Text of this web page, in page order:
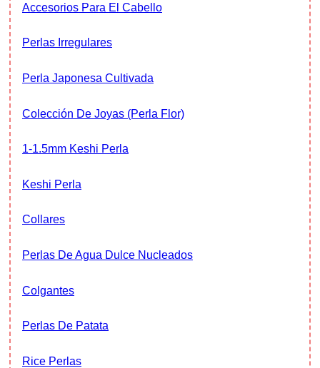
Accesorios Para El Cabello
Perlas Irregulares
Perla Japonesa Cultivada
Colección De Joyas (Perla Flor)
1-1.5mm Keshi Perla
Keshi Perla
Collares
Perlas De Agua Dulce Nucleados
Colgantes
Perlas De Patata
Rice Perlas